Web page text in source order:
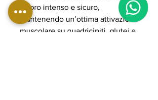
lavoro intenso e sicuro,
mantenendo un’ottima attivazione
muscolare su quadricipiti, glutei e